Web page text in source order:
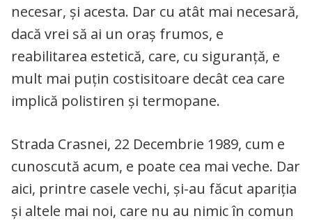
necesar, și acesta. Dar cu atât mai necesară,
dacă vrei să ai un oraș frumos, e
reabilitarea estetică, care, cu siguranță, e
mult mai puțin costisitoare decât cea care
implică polistiren și termopane.
Strada Crasnei, 22 Decembrie 1989, cum e
cunoscută acum, e poate cea mai veche. Dar
aici, printre casele vechi, și-au făcut apariția
și altele mai noi, care nu au nimic în comun